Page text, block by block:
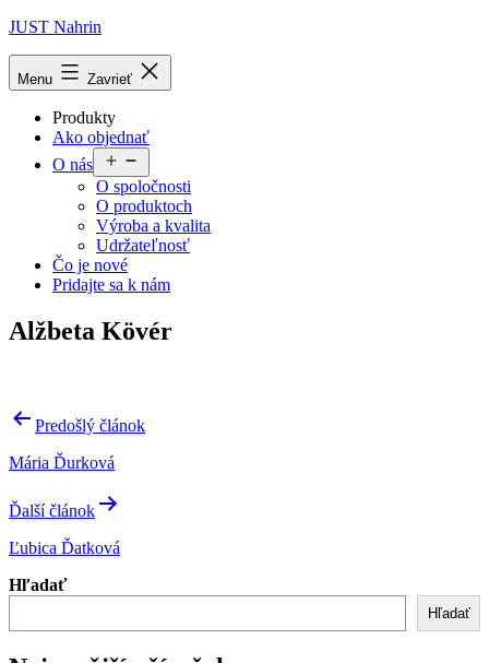
Prejsť
JUST Nahrin
Menu Zavrieť
Produkty
Ako objednať
O nás
menu
O spoločnosti
O produktoch
Výroba a kvalita
Udržateľnosť
Čo je nové
Pridajte sa k nám
Alžbeta Kövér
Navigácia
článku
Predošlý článok
Mária Ďurková
Ďalší článok
Ľubica Ďatková
Hľadať
Hľadať